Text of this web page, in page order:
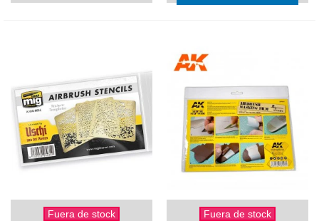
Fuera de stock
Fuera de stock